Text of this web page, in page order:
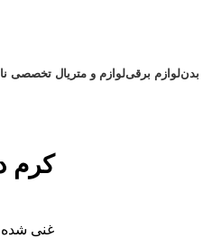
بدنلوازم برقیلوازم و متریال تخصصی
کرم
غنی شده